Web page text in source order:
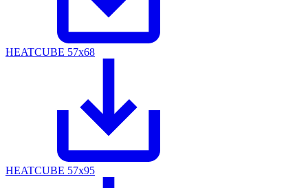
HEATCUBE 57x68
HEATCUBE 57x95